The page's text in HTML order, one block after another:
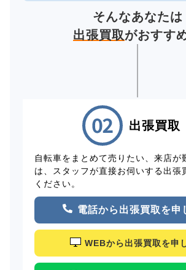
そんなあなたは
出張買取がおすす
出張買取
自転車をまとめて売りたい、来店が
は、スタッフが直接お伺いする出張
ください。
電話から出張買取を申
WEBから出張買取を申